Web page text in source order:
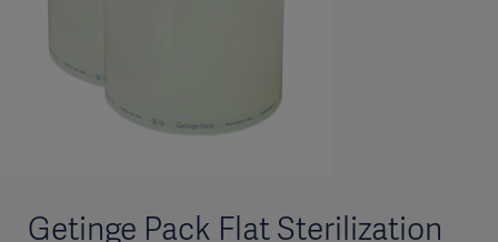
Getinge Pack Flat Sterilization